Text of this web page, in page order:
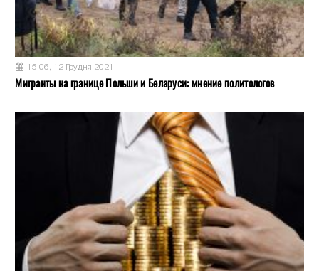
15:06, 12 Грудня 2021
Мигранты на границе Польши и Беларуси: мнение политологов